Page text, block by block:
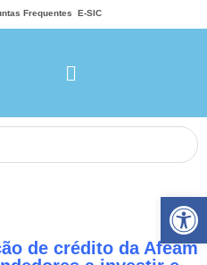
Frequentes E-SIC
de crédito da Afeam